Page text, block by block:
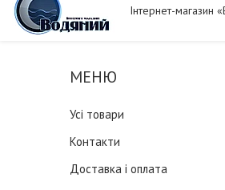
Інтернет-
Усі товари
Контакти
Доставка і оплата